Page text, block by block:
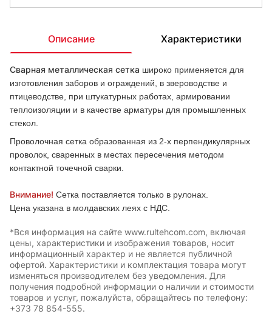
Описание Характеристики
Сварная металлическая сетка широко применяется для
изготовления заборов и ограждений, в звероводстве и
птицеводстве, при штукатурных работах, армировании
теплоизоляции и в качестве арматуры для промышленных
стекол.
Проволочная сетка образованная из 2-х перпендикулярных
проволок, сваренных в местах пересечения методом
контактной точечной сварки.
Внимание! Сетка поставляется только в рулонах.
Цена указана в молдавских леях с НДС.
*Вся информация на сайте www.rultehcom.com, включая
цены, характеристики и изображения товаров, носит
информационный характер и не является публичной
офертой. Характеристики и комплектация товара могут
изменяться производителем без уведомления. Для
получения подробной информации о наличии и стоимости
товаров и услуг, пожалуйста, обращайтесь по телефону:
+373 78 854-555.